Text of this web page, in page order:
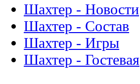
Шахтер - Новости
Шахтер - Состав
Шахтер - Игры
Шахтер - Гостевая